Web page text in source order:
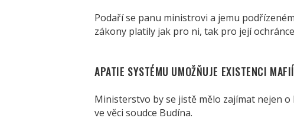
Podaří se panu ministrovi a jemu
zákony platily jak pro ni, tak pro její
APATIE SYSTÉMU UMOŽŇUJE EXISTENCI
Ministerstvo by se jistě mělo zajímat nejen
ve věci soudce Budína.